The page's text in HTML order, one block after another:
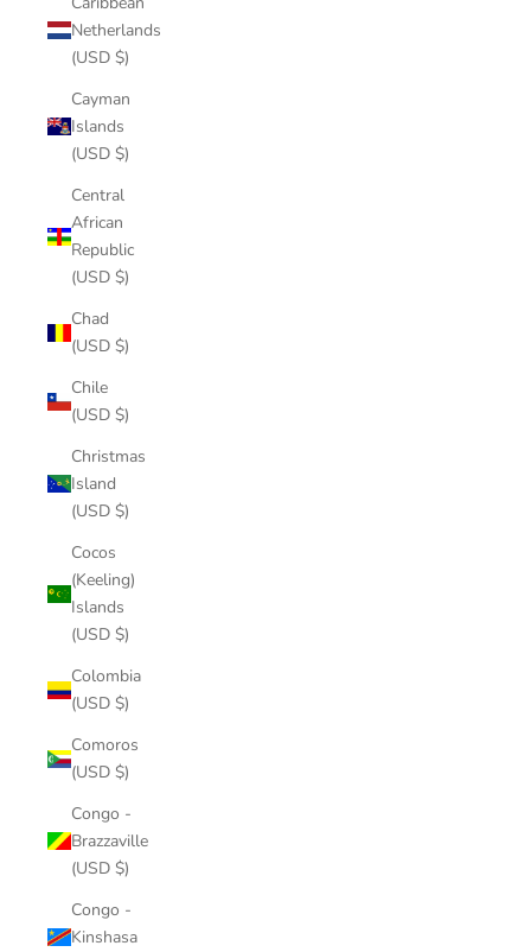
Netherlands
(USD $)
Cayman
Islands
(USD $)
Central
African
Republic
(USD $)
Chad
(USD $)
Chile
(USD $)
Christmas
Island
(USD $)
Cocos
(Keeling)
Islands
(USD $)
Colombia
(USD $)
Comoros
(USD $)
Congo -
Brazzaville
(USD $)
Congo -
Kinshasa